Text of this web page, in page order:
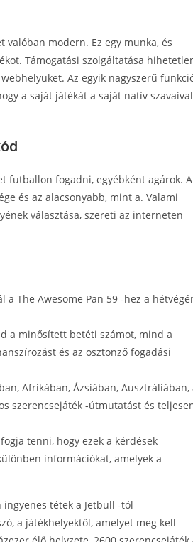
valóban modern. Ez egy munka, és
Támogatási szolgáltatása
Az egyik nagyszerű
a saját játékát a saját natív szavaival
futballon fogadni, egyébként agárok. A
és az alacsonyabb, mint a. Valami
választása, szereti az interneten
The Awesome Pan 59 -hez a
a minősített betéti számot, mind a
és az ösztönző fogadási
Afrikában, Ázsiában, Ausztráliában,
szerencsejáték -útmutatást és
tenni, hogy ezek a kérdések
információkat, amelyek a
ingyenes tétek a Jetbull -tól
a játékhelyektől, amelyet meg kell